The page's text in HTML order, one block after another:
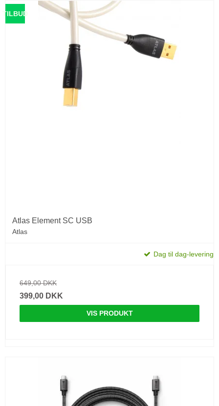
TILBUD
Atlas Element SC USB
Atlas
Dag til dag-levering
649,00 DKK
399,00 DKK
VIS PRODUKT